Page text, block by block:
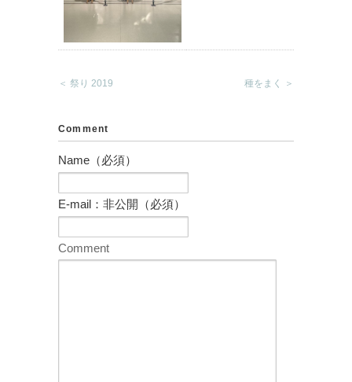
＜ 祭り 2019 種をまく ＞
Comment
Name（必須）
E-mail：非公開（必須）
Comment